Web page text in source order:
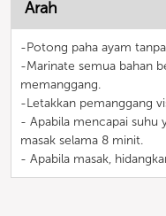
Arah
-Potong paha ayam
-Marinate semua bahan
memanggang.
-Letakkan pemanggang
- Apabila mencapai suhu
masak selama 8 minit.
- Apabila masak,